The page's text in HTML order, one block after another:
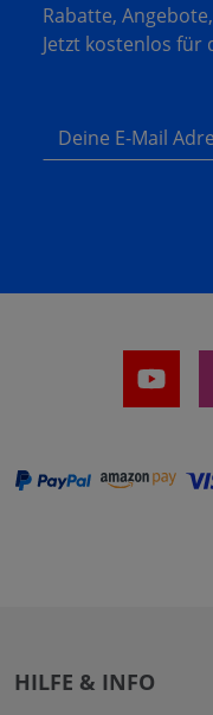
Rabatte,
Jetzt kostenlos für
Deine E-Mail
HILFE & INFO